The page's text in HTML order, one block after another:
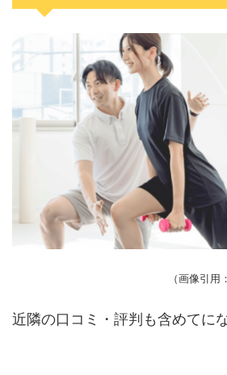
（画像引用
近隣の口コミ・評判も含めてに